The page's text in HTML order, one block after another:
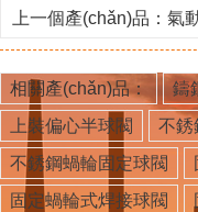
上一個產(chǎn)品： 氣
相關產(chǎn)品： 鑄
上裝偏心半球閥
不銹
不銹鋼蝸輪固定球閥
固定蝸輪式焊接球閥